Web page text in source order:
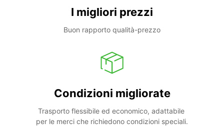
I migliori prezzi
Buon rapporto qualità-prezzo
Condizioni migliorate
Trasporto flessibile ed economico, adattabile
per le merci che richiedono condizioni speciali.